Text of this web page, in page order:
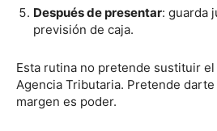
Después de presentar: guarda
previsión de caja.
Esta rutina no pretende sustituir
Agencia Tributaria. Pretende
margen es poder.